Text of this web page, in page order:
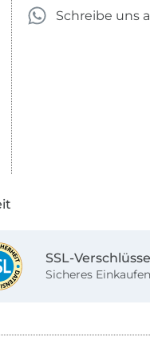
Schreibe uns
SSL-
Sicheres